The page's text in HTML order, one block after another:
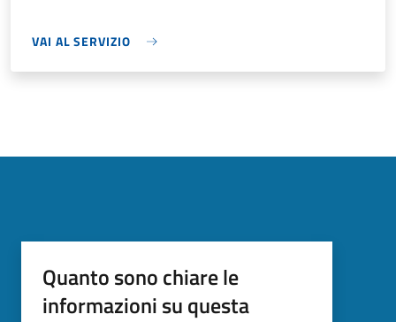
VAI AL SERVIZIO
Quanto sono chiare le
informazioni su questa